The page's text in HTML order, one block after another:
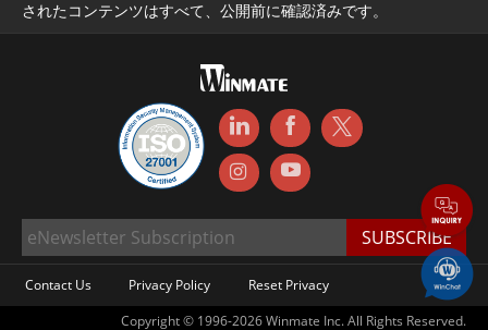
されたコンテンツはすべて、公開前に確認済みです。
Contact Us Privacy Policy
Reset Privacy
Copyright © 1996-2026 Winmate Inc. All Rights Reserved.